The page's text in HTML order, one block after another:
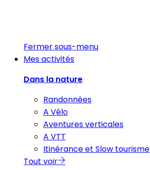
Fermer sous-menu
Mes activités
Dans la nature
Randonnées
A Vélo
Aventures verticales
A VTT
Itinérance et Slow tourisme
Tout voir